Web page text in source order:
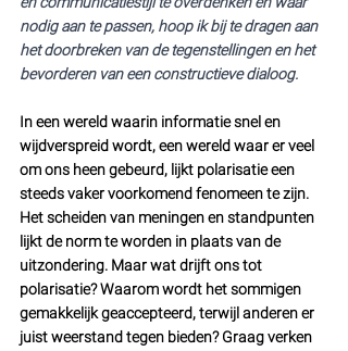
nodig aan te passen, hoop ik bij te dragen aan
het doorbreken van de tegenstellingen en het
bevorderen van een constructieve dialoog.
In een wereld waarin informatie snel en
wijdverspreid wordt, een wereld waar er veel
om ons heen gebeurd, lijkt polarisatie een
steeds vaker voorkomend fenomeen te zijn.
Het scheiden van meningen en standpunten
lijkt de norm te worden in plaats van de
uitzondering. Maar wat drijft ons tot
polarisatie? Waarom wordt het sommigen
gemakkelijk geaccepteerd, terwijl anderen er
juist weerstand tegen bieden? Graag verken